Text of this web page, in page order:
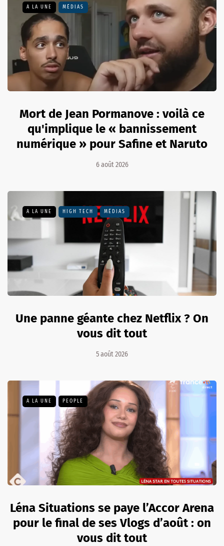
A LA UNE MÉDIAS
Mort de Jean Pormanove : voilà ce
qu'implique le « bannissement
numérique » pour Safine et Naruto
6 août 2026
A LA UNE HIGH TECH MÉDIAS
Une panne géante chez Netflix ? On
vous dit tout
5 août 2026
A LA UNE PEOPLE
Léna Situations se paye l’Accor Arena
pour le final de ses Vlogs d’août : on
vous dit tout